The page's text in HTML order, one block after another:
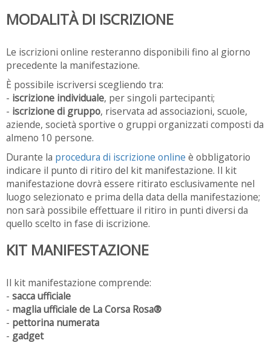
MODALITÀ DI ISCRIZIONE
Le iscrizioni online resteranno disponibili fino al giorno
precedente la manifestazione.
È possibile iscriversi scegliendo tra:
- iscrizione individuale, per singoli partecipanti;
- iscrizione di gruppo, riservata ad associazioni, scuole,
aziende, società sportive o gruppi organizzati composti da
almeno 10 persone.
Durante la procedura di iscrizione online è obbligatorio
indicare il punto di ritiro del kit manifestazione. Il kit
manifestazione dovrà essere ritirato esclusivamente nel
luogo selezionato e prima della data della manifestazione;
non sarà possibile effettuare il ritiro in punti diversi da
quello scelto in fase di iscrizione.
KIT MANIFESTAZIONE
Il kit manifestazione comprende:
- sacca ufficiale
- maglia ufficiale de La Corsa Rosa®
- pettorina numerata
- gadget